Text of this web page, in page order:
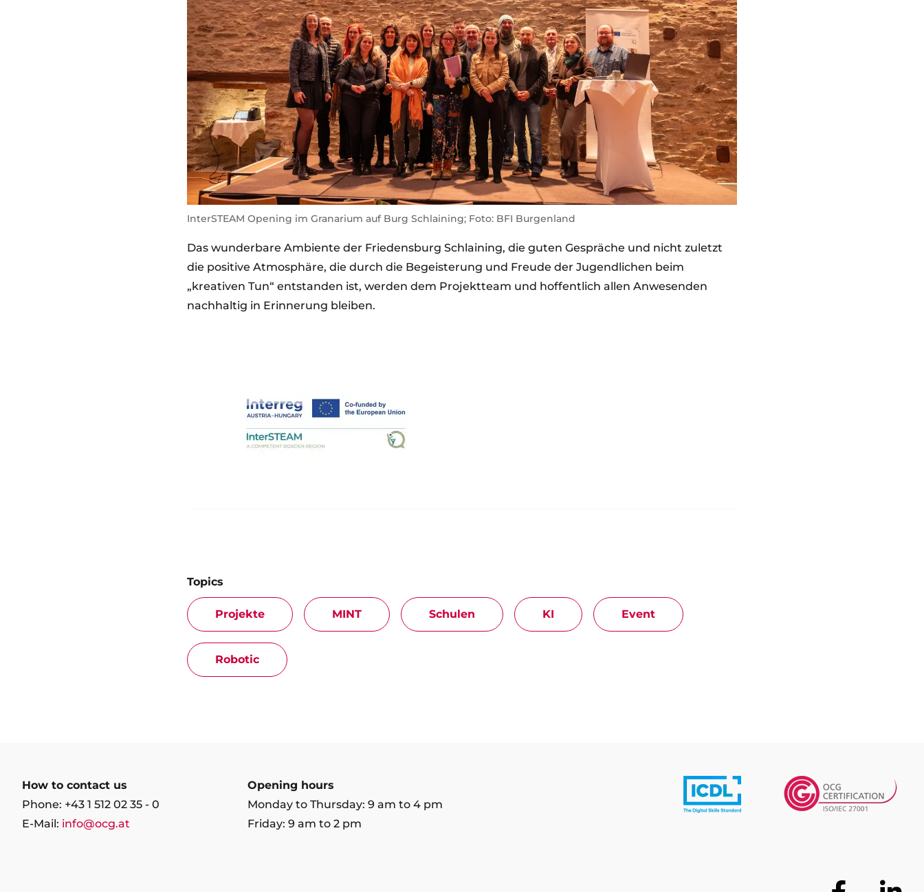
InterSTEAM Opening im Granarium auf Burg Schlaining; Foto: BFI Burgenland
Das wunderbare Ambiente der Friedensburg Schlaining, die guten Gespräche und nicht zuletzt
die positive Atmosphäre, die durch die Begeisterung und Freude der Jugendlichen beim
„kreativen Tun“ entstanden ist, werden dem Projektteam und hoffentlich allen Anwesenden
nachhaltig in Erinnerung bleiben.
Topics
Projekte MINT Schulen KI Event
Robotic
How to contact us
Phone: +43 1 512 02 35 - 0
E-Mail: info@ocg.at
Opening hours
Monday to Thursday: 9 am to 4 pm
Friday: 9 am to 2 pm
Facebook